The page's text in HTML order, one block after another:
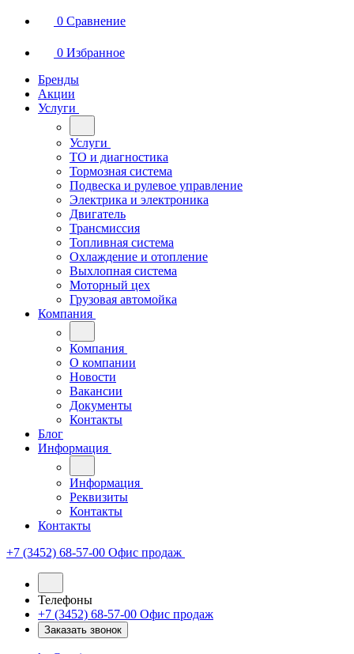
0 Сравнение
0 Избранное
Бренды
Акции
Услуги
Услуги
ТО и диагностика
Тормозная система
Подвеска и рулевое управление
Электрика и электроника
Двигатель
Трансмиссия
Топливная система
Охлаждение и отопление
Выхлопная система
Моторный цех
Грузовая автомойка
Компания
Компания
О компании
Новости
Вакансии
Документы
Контакты
Блог
Информация
Информация
Реквизиты
Контакты
Контакты
+7 (3452) 68-57-00 Офис продаж
Телефоны
+7 (3452) 68-57-00 Офис продаж
Заказать звонок